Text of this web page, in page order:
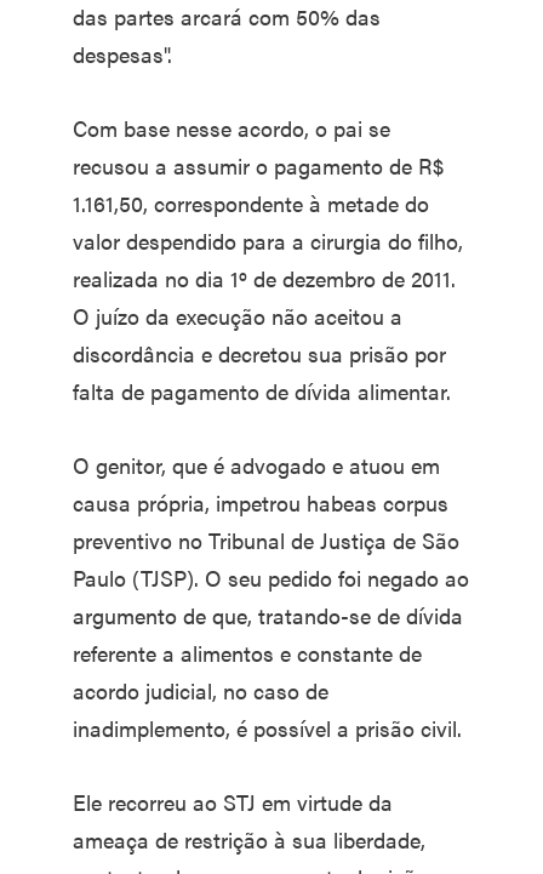
das partes arcará com 50% das
despesas".
Com base nesse acordo, o pai se
recusou a assumir o pagamento de R$
1.161,50, correspondente à metade do
valor despendido para a cirurgia do filho,
realizada no dia 1º de dezembro de 2011.
O juízo da execução não aceitou a
discordância e decretou sua prisão por
falta de pagamento de dívida alimentar.
O genitor, que é advogado e atuou em
causa própria, impetrou habeas corpus
preventivo no Tribunal de Justiça de São
Paulo (TJSP). O seu pedido foi negado ao
argumento de que, tratando-se de dívida
referente a alimentos e constante de
acordo judicial, no caso de
inadimplemento, é possível a prisão civil.
Ele recorreu ao STJ em virtude da
ameaça de restrição à sua liberdade,